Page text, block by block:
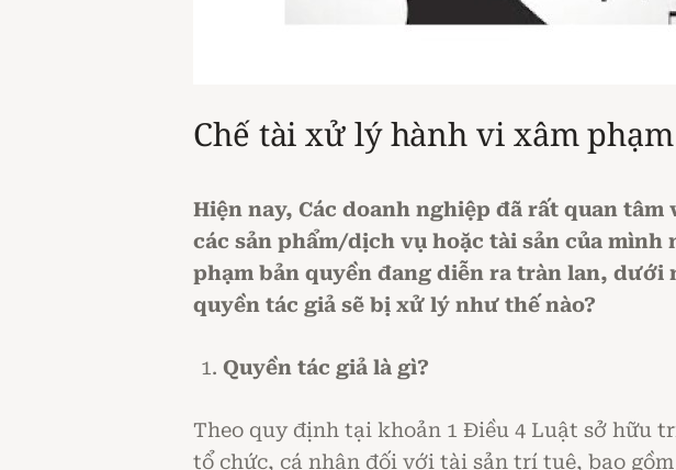
Chế tài xử lý hành vi xâm
Hiện nay, Các doanh nghiệp đã rất quan
các sản phẩm/dịch vụ hoặc tài sản của
phạm bản quyền đang diễn ra tràn lan,
quyền tác giả sẽ bị xử lý như thế nào?
Quyền tác giả là gì?
Theo quy định tại khoản 1 Điều 4 Luật sở hữu
tổ chức, cá nhân đối với tài sản trí tuệ, bao